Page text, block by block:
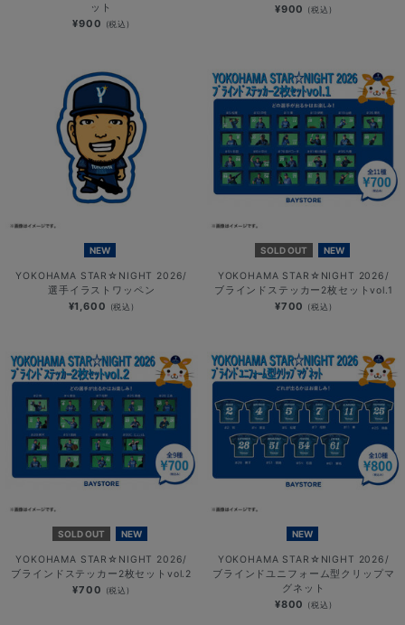
ット
¥900 (税込)
¥900 (税込)
NEW
YOKOHAMA STAR☆NIGHT 2026/
選手イラストワッペン
¥1,600 (税込)
SOLD OUT NEW
YOKOHAMA STAR☆NIGHT 2026/
ブラインドステッカー2枚セットvol.1
¥700 (税込)
SOLD OUT NEW
YOKOHAMA STAR☆NIGHT 2026/
ブラインドステッカー2枚セットvol.2
¥700 (税込)
NEW
YOKOHAMA STAR☆NIGHT 2026/
ブラインドユニフォーム型クリップマ
グネット
¥800 (税込)